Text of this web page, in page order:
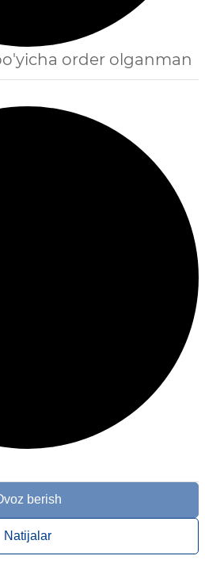
order olganman
berish
Natijalar